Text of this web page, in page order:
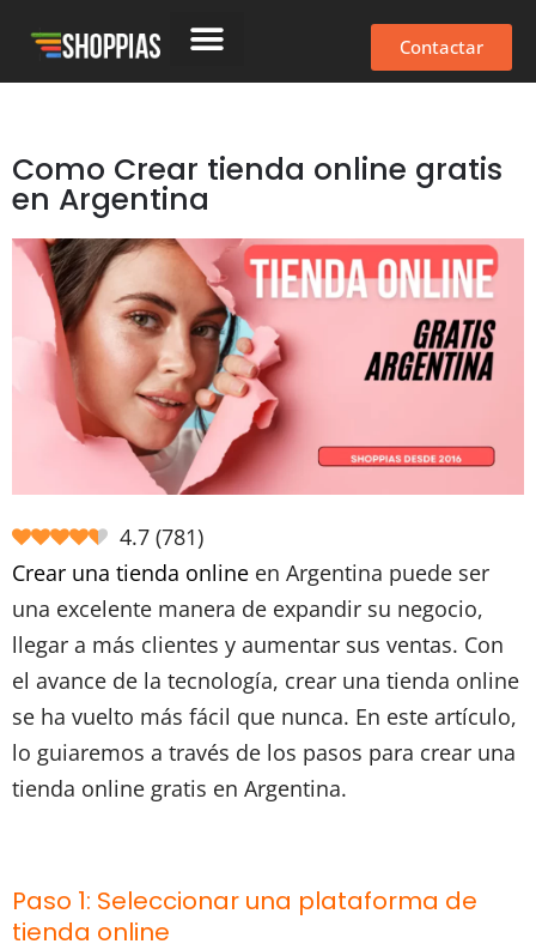
Contactar
Como Crear tienda online gratis
en Argentina
4.7 (781)
Crear una tienda online en Argentina puede ser
una excelente manera de expandir su negocio,
llegar a más clientes y aumentar sus ventas. Con
el avance de la tecnología, crear una tienda online
se ha vuelto más fácil que nunca. En este artículo,
lo guiaremos a través de los pasos para crear una
tienda online gratis en Argentina.
Paso 1: Seleccionar una plataforma de
tienda online